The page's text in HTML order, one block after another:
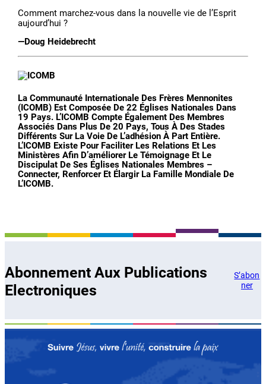
Comment marchez-vous dans la nouvelle vie de l’Esprit
aujourd’hui ?
—Doug Heidebrecht
La Communauté Internationale Des Frères Mennonites
(ICOMB) Est Composée De 22 Églises Nationales Dans
19 Pays. L’ICOMB Compte Également Des Membres
Associés Dans Plus De 20 Pays, Tous À Des Stades
Différents Sur La Voie De L’adhésion À Part Entière.
L’ICOMB Existe Pour Faciliter Les Relations Et Les
Ministères Afin D’améliorer Le Témoignage Et Le
Discipulat De Ses Églises Nationales Membres –
Connecter, Renforcer Et Élargir La Famille Mondiale De
L’ICOMB.
Abonnement Aux Publications
Electroniques
S’abon
ner